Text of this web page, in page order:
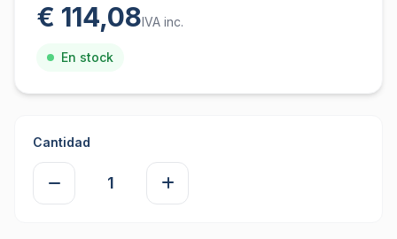
€ 114,08IVA inc.
En stock
Cantidad